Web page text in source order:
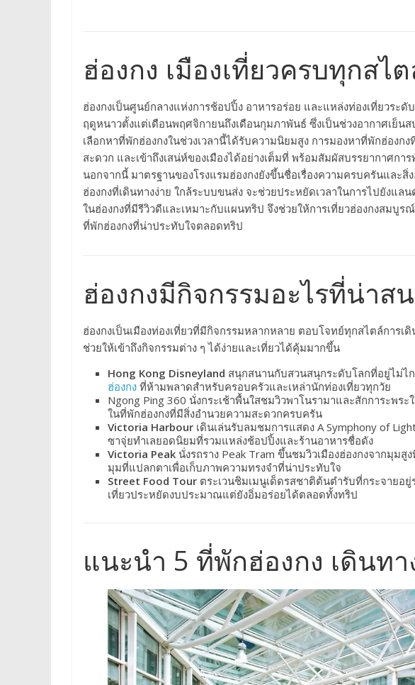
ฮ่องกง เมืองเที่ยวครบทุกสไ
ฮ่องกงเป็นศูนย์กลางแห่งการช้อปปิ้ง อาหารอร่อย และแหล่งท่องเที่ยวระดั
ฤดูหนาวตั้งแต่เดือนพฤศจิกายนถึงเดือนกุมภาพันธ์ ซึ่งเป็นช่วงอากาศเย็นส
เลือกหาที่พักฮ่องกงในช่วงเวลานี้ได้รับความนิยมสูง การมองหาที่พักฮ่องก
สะดวก และเข้าถึงเสน่ห์ของเมืองได้อย่างเต็มที่ พร้อมสัมผัสบรรยากาศก
นอกจากนี้ มาตรฐานของโรงแรมฮ่องกงยังขึ้นชื่อเรื่องความครบครันและ
ฮ่องกงที่เดินทางง่าย ใกล้ระบบขนส่ง จะช่วยประหยัดเวลาในการไปยังแ
ในฮ่องกงที่มีรีวิวดีและเหมาะกับแผนทริป จึงช่วยให้การเที่ยวฮ่องกงสมบู
ที่พักฮ่องกงที่น่าประทับใจตลอดทริป
ฮ่องกงมีกิจกรรมอะไรที่น่าส
ฮ่องกงเป็นเมืองท่องเที่ยวที่มีกิจกรรมหลากหลาย ตอบโจทย์ทุกสไตล์การเ
ช่วยให้เข้าถึงกิจกรรมต่าง ๆ ได้ง่ายและเที่ยวได้คุ้มมากขึ้น
Hong Kong Disneyland สนุกสนานกับสวนสนุกระดับโลกที่อยู่ไม่ไ
ฮ่องกง ที่ห้ามพลาดสำหรับครอบครัวและเหล่านักท่องเที่ยวทุกวัย
Ngong Ping 360 นั่งกระเช้าพื้นใสชมวิวพาโนรามาและสักการะพร
ในที่พักฮ่องกงที่มีสิ่งอำนวยความสะดวกครบครัน
Victoria Harbour เดินเล่นรับลมชมการแสดง A Symphony of
ซาจุ่ยทำเลยอดนิยมที่รวมแหล่งช้อปปิ้งและร้านอาหารชื่อดัง
Victoria Peak นั่งรถราง Peak Tram ขึ้นชมวิวเมืองฮ่องกงจากมุม
มุมที่แปลกตาเพื่อเก็บภาพความทรงจำที่น่าประทับใจ
Street Food Tour ตระเวนชิมเมนูเด็ดรสชาติต้นตำรับที่กระจายอ
เที่ยวประหยัดงบประมาณแต่ยังอิ่มอร่อยได้ตลอดทั้งทริป
แนะนำ 5 ที่พักฮ่องกง เดินทา